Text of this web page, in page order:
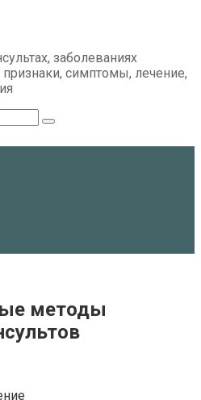
заболеваниях
симптомы, лечение,
методы